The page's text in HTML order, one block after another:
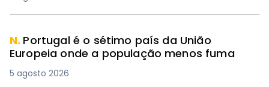
N. Portugal é o sétimo país da União
Europeia onde a população menos fuma
5 agosto 2026